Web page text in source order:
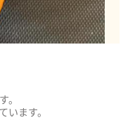
。
ます。